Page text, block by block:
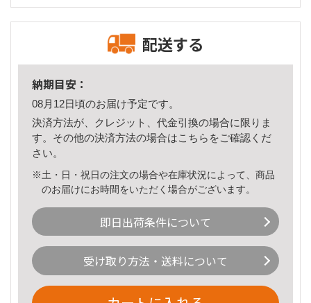
配送する
納期目安：
08月12日頃のお届け予定です。
決済方法が、クレジット、代金引換の場合に限りま
す。その他の決済方法の場合はこちら をご確認くだ
さい。
※土・日・祝日の注文の場合や在庫状況によって、商品
のお届けにお時間をいただく場合がございます。
即日出荷条件について
受け取り方法・送料について